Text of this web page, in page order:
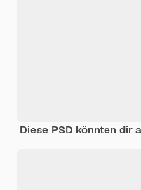
Diese PSD könnten dir